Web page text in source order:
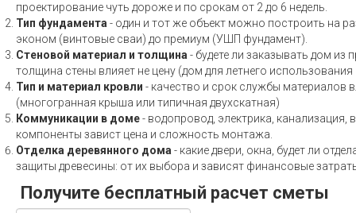
проектирование чуть дороже и по срокам от 2 до 6 недель.
Тип фундамента - один и тот же объект можно построить на
эконом (винтовые сваи) до премиум (УШП фундамент).
Стеновой материал и толщина - будете ли заказывать дом из
толщина стены влияет не цену (дом для летнего
Тип и материал кровли - качество и срок службы материалов
(многогранная крыша или типичная двухскатная)
Коммуникации в доме- водопровод, электрика, канализация,
компоненты завист цена и сложность монтажа.
Отделка деревянного дома - какие двери, окна, будет ли
защиты древесины: от их выбора и зависят финансовые
Получите бесплатный расчет сметы